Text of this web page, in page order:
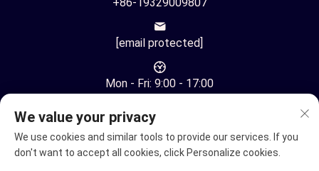
[email protected]
Mon - Fri: 9:00 - 17:00
We value your privacy
We use cookies and similar tools to provide our services. If you
don't want to accept all cookies, click Personalize cookies.